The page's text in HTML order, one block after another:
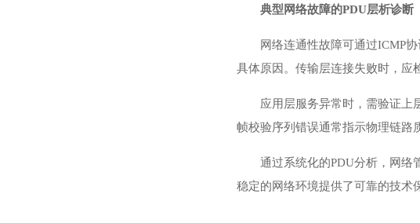
典型网络故障的PDU层析诊断
网络连通性故障可通过ICMP
具体原因。传输层连接失败时，应
应用层服务异常时，需验证上
帧校验序列错误通常指示物理链路
通过系统化的PDU分析，网络
稳定的网络环境提供了可靠的技术